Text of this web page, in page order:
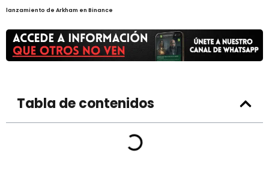
lanzamiento de Arkham en Binance
Tabla de contenidos